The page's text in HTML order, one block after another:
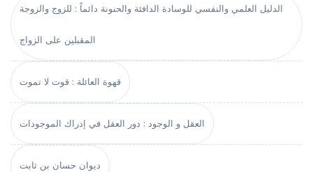
الدليل العلمي والنفسي للوسادة الدافئة والحنونة دائماً : للزوج والزوجة
المقبلين على الزواج
قهوة العائلة : قوت لا تموت
العقل و الوجود : دور العقل في إدراك الموجودات
ديوان حسان بن ثابت